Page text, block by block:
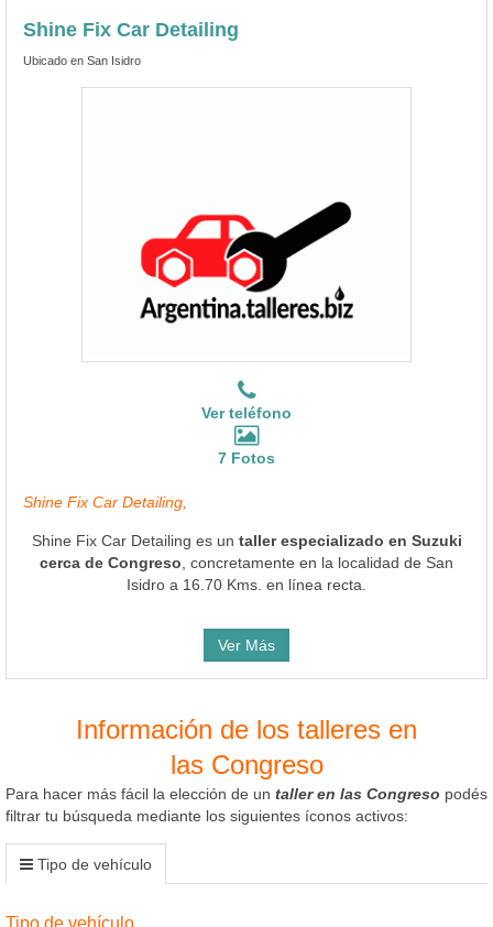
Shine Fix Car Detailing
Ubicado en San Isidro
Ver teléfono
7 Fotos
Shine Fix Car Detailing,
Shine Fix Car Detailing es un taller especializado en Suzuki
cerca de Congreso , concretamente en la localidad de San
Isidro a 16.70 Kms. en línea recta.
Ver Más
Información de los talleres en
las Congreso
Para hacer más fácil la elección de un taller en las Congreso podés
filtrar tu búsqueda mediante los siguientes íconos activos:
Tipo de vehículo
Tipo de vehículo